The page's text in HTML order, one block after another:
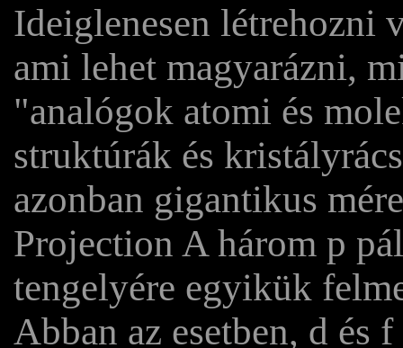
Ideiglenesen létrehozni
ami lehet magyarázni,
"analógok atomi és
struktúrák és
azonban gigantikus
Projection A három p
tengelyére egyikük
Abban az esetben, d és